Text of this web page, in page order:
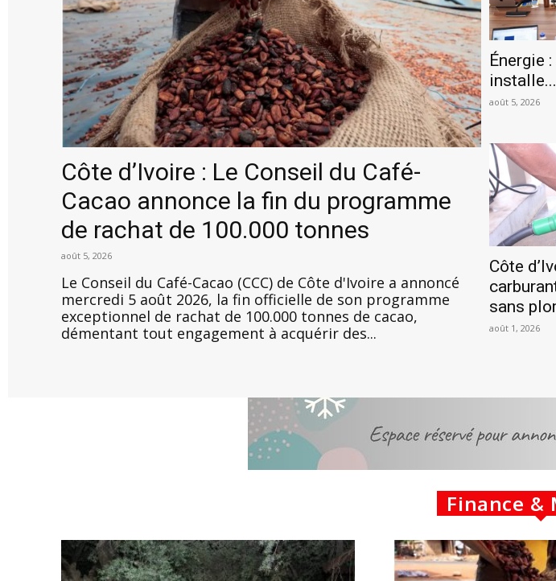
Côte d’Ivoire : Le Conseil du Café-
Cacao annonce la fin du programme
de rachat de 100.000 tonnes
août 5, 2026
Le Conseil du Café-Cacao (CCC) de Côte d'Ivoire a annoncé
mercredi 5 août 2026, la fin officielle de son programme
exceptionnel de rachat de 100.000 tonnes de cacao,
démentant tout engagement à acquérir des...
Énergie
installe...
août 5, 2026
Côte
sans
août 1, 2026
Finance &